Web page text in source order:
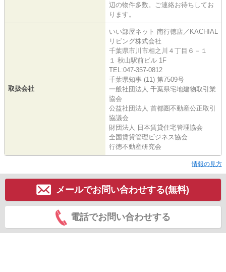
辺の物件多数。ご連絡お待ちしてお
ります。
取扱会社
いい部屋ネット 南行徳店／KACHIAL
リビング株式会社
千葉県市川市相之川４丁目６－１
１ 秋山駅前ビル 1F
TEL:047-357-0812
千葉県知事 (11) 第7509号
一般社団法人 千葉県宅地建物取引業
協会
公益社団法人 首都圏不動産公正取引
協議会
財団法人 日本賃貸住宅管理協会
全国賃貸管理ビジネス協会
行徳不動産研究会
情報の見方
メールでお問い合わせする(無料)
電話でお問い合わせする